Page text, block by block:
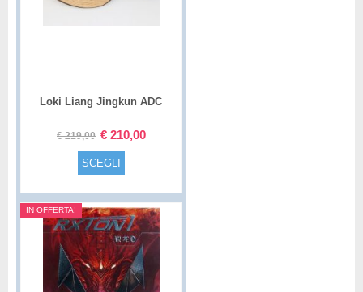
Loki Liang Jingkun ADC
€219,00 € 210,00
SCEGLI
IN OFFERTA!